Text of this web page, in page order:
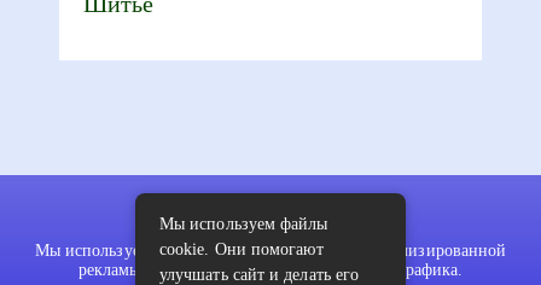
Мы используем файлы cookie для показа персонализированной
рекламы и/или контента и анализа нашего трафика.
Мы используем файлы
cookie. Они помогают
улучшать сайт и делать его